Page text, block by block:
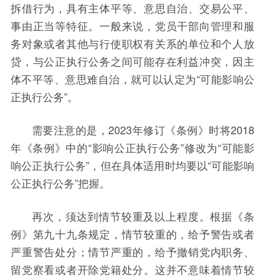
拆借行为，具有主体平等、意思自治、交易公平、
事由正当等特征。一般来说，党员干部向管理和服
务对象或者其他与行使职权有关系的单位和个人放
贷，与公正执行公务之间可能存在利益冲突，因主
体不平等、意思难自治，就可以认定为“可能影响公
正执行公务”。
需要注意的是，2023年修订《条例》时将2018
年《条例》中的“影响公正执行公务”修改为“可能影
响公正执行公务”，但在具体适用时均要以“可能影响
公正执行公务”把握。
再次，须达到情节较重及以上程度。根据《条
例》第九十九条规定，情节较重的，给予警告或者
严重警告处分；情节严重的，给予撤销党内职务、
留党察看或者开除党籍处分。这并不意味着情节较